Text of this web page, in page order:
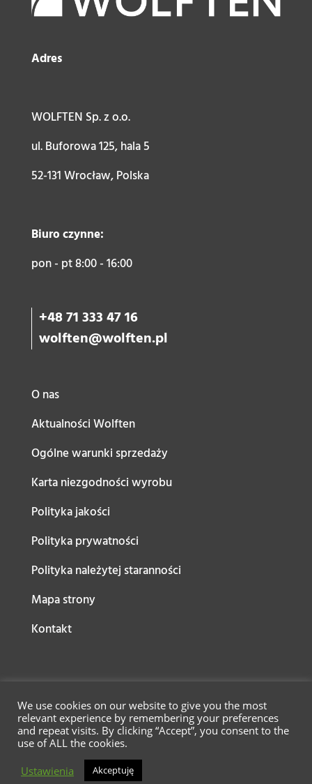
Adres
WOLFTEN Sp. z o.o.
ul. Buforowa 125, hala 5
52-131 Wrocław, Polska
Biuro czynne:
pon - pt 8:00 - 16:00
+48 71 333 47 16
wolften@wolften.pl
O nas
Aktualności Wolften
Ogólne warunki sprzedaży
Karta niezgodności wyrobu
Polityka jakości
Polityka prywatności
Polityka należytej staranności
Mapa strony
Kontakt
We use cookies on our website to give you the most
relevant experience by remembering your preferences
and repeat visits. By clicking “Accept”, you consent to the
use of ALL the cookies.
Ustawienia
Akceptuję